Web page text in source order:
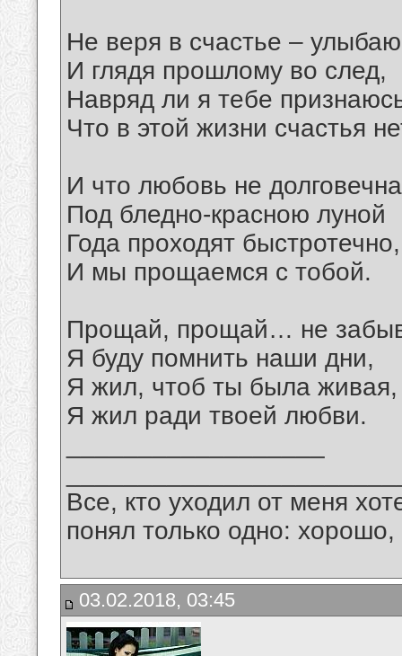
Не веря в счастье –
И глядя прошлому во след,
Навряд ли я тебе
Что в этой жизни счастья
И что любовь не
Под бледно-красною луной
Года проходят быстротечно,
И мы прощаемся с тобой.
Прощай, прощай… не
Я буду помнить наши дни,
Я жил, чтоб ты была живая,
Я жил ради твоей любви.
Все, кто уходил от меня
понял только одно:
03.02.2018, 03:45